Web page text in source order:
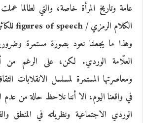
عامة وتاريخ المرأة خاصة، والتي لطالما
الكلام الرمزي / figures of speech للكائن النسوي.
وهذا ما يجعلنا نعود بصورة مستمرة
العلّامة الوردي. لكن، على الرغم من
ومعاصرتها المستمرة لمسلسل الانقلابات
في واقعنا اليوم، الا أننا نلاحظ حالة من
الوردي الاجتماعية ونظرياته في المنطق